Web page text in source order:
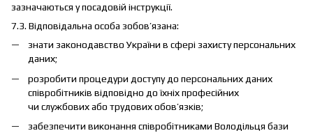
зазначаються у посадовій інструкції.
7.3. Відповідальна особа зобов’язана:
знати законодавство України в сфері захисту персональних
даних;
розробити процедури доступу до персональних даних
співробітників відповідно до їхніх професійних
чи службових або трудових обов’язків;
забезпечити виконання співробітниками Володільця бази